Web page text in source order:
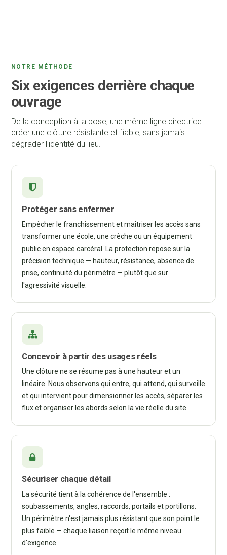
NOTRE MÉTHODE
Six exigences derrière chaque
ouvrage
De la conception à la pose, une même ligne directrice :
créer une clôture résistante et fiable, sans jamais
dégrader l'identité du lieu.
Protéger sans enfermer
Empêcher le franchissement et maîtriser les accès sans
transformer une école, une crèche ou un équipement
public en espace carcéral. La protection repose sur la
précision technique — hauteur, résistance, absence de
prise, continuité du périmètre — plutôt que sur
l'agressivité visuelle.
Concevoir à partir des usages réels
Une clôture ne se résume pas à une hauteur et un
linéaire. Nous observons qui entre, qui attend, qui surveille
et qui intervient pour dimensionner les accès, séparer les
flux et organiser les abords selon la vie réelle du site.
Sécuriser chaque détail
La sécurité tient à la cohérence de l'ensemble :
soubassements, angles, raccords, portails et portillons.
Un périmètre n'est jamais plus résistant que son point le
plus faible — chaque liaison reçoit le même niveau
d'exigence.